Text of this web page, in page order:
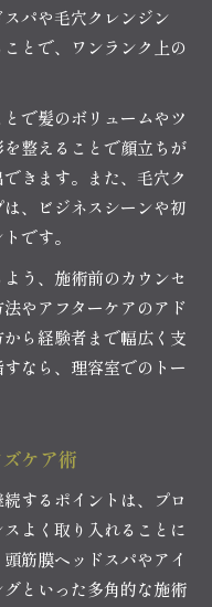
パや毛穴クレンジン
とで、ワンランク上の
で髪のボリュームやツ
整えることで顔立ちが
きます。また、毛穴ク
、ビジネスシーンや初
です。
う、施術前のカウンセ
やアフターケアのアド
ら経験者まで幅広く支
なら、理容室でのトー
ケア術
するポイントは、プロ
よく取り入れることに
筋膜ヘッドスパやアイ
といった多角的な施術